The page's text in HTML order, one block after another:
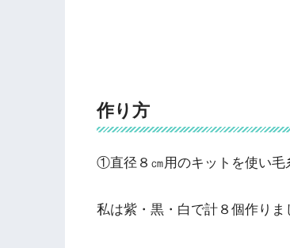
作り方
①直径８㎝用のキットを使い毛
私は紫・黒・白で計８個作りま